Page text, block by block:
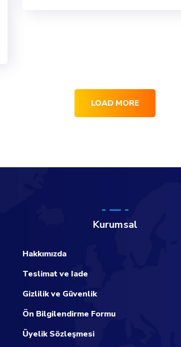
LOAD MORE
Kurumsal
Hakkımızda
Teslimat ve Iade
Gizlilik ve Güvenlik
Ön Bilgilendirme Formu
Üyelik Sözleşmesi